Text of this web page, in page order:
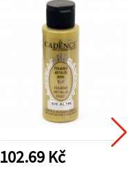
102.69 Kč